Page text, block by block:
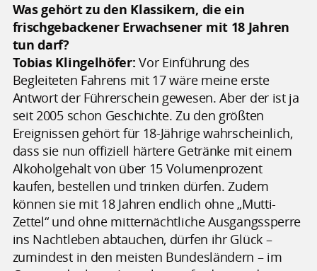
Was gehört zu den Klassikern, die ein
frischgebackener Erwachsener mit 18 Jahren
tun darf?
Tobias Klingelhöfer: Vor Einführung des
Begleiteten Fahrens mit 17 wäre meine erste
Antwort der Führerschein gewesen. Aber der ist ja
seit 2005 schon Geschichte. Zu den größten
Ereignissen gehört für 18-Jährige wahrscheinlich,
dass sie nun offiziell härtere Getränke mit einem
Alkoholgehalt von über 15 Volumenprozent
kaufen, bestellen und trinken dürfen. Zudem
können sie mit 18 Jahren endlich ohne „Mutti-
Zettel“ und ohne mitternächtliche Ausgangssperre
ins Nachtleben abtauchen, dürfen ihr Glück –
zumindest in den meisten Bundesländern – im